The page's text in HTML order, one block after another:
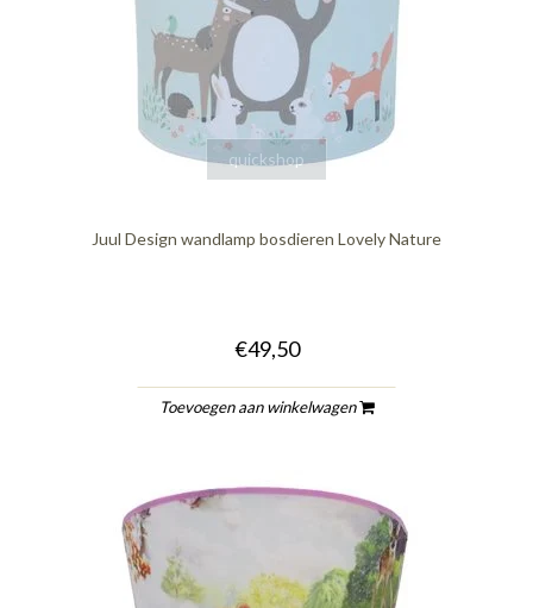
quickshop
Juul Design wandlamp bosdieren Lovely Nature
€49,50
Toevoegen aan winkelwagen